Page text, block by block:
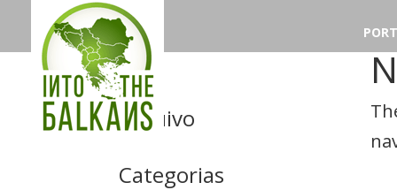
Arquivo
Categorias